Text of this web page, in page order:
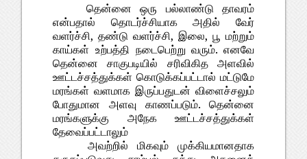
தென்னை ஒரு பல்லாண்டு தாவரம்
என்பதால் தொடர்ச்சியாக அதில் வேர்
வளர்ச்சி, தண்டு வளர்ச்சி, இலை, பூ மற்றும்
காய்கள் உற்பத்தி நடைபெற்று வரும். எனவே
தென்னை சாகுபடியில் சரிவிகித அளவில்
ஊட்டச்சத்துக்கள் கொடுக்கப்பட்டால் மட்டுமே
மரங்கள் வளமாக இருப்பதுடன் விளைச்சலும்
போதுமான அளவு காணப்படும். தென்னை
மரங்களுக்கு அநேக ஊட்டச்சத்துக்கள்
தேவைப்பட்டாலும்
அவற்றில் மிகவும் முக்கியமானதாக